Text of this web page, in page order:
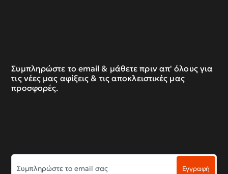
Συμπληρώστε το email & μάθετε πριν απ' όλους για
τις νέες μας αφίξεις & τις αποκλειστικές μας
προσφορές.
Συμπληρώστε
το
Εγγραφή